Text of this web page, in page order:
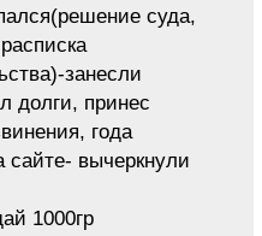
суда,
занесли
долги, принес
года
сайте- вычеркнули
1000гр